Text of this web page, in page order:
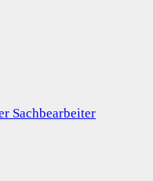
Sachbearbeiter